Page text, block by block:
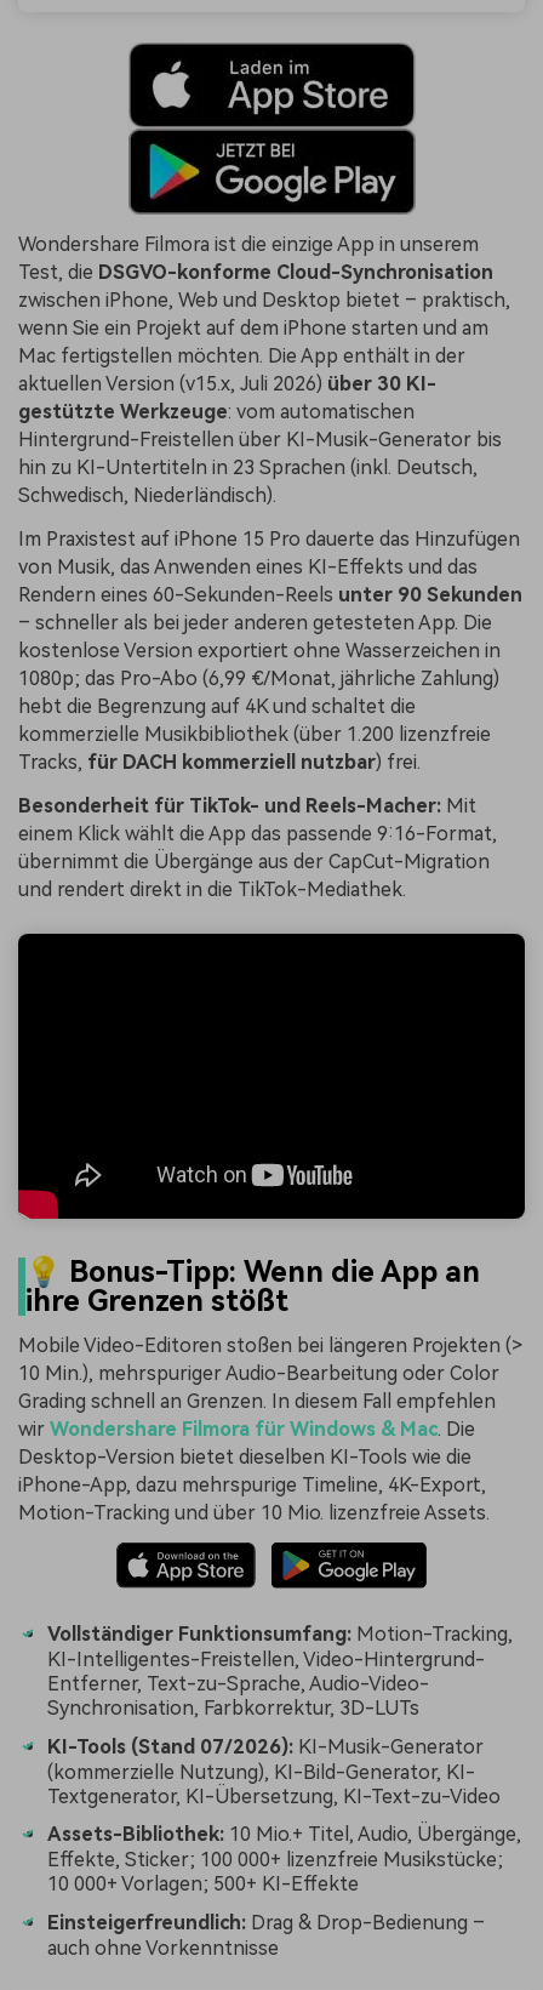
Wondershare Filmora ist die einzige App in unserem
Test, die DSGVO-konforme Cloud-Synchronisation
zwischen iPhone, Web und Desktop bietet – praktisch,
wenn Sie ein Projekt auf dem iPhone starten und am
Mac fertigstellen möchten. Die App enthält in der
aktuellen Version (v15.x, Juli 2026) über 30 KI-
gestützte Werkzeuge: vom automatischen
Hintergrund-Freistellen über KI-Musik-Generator bis
hin zu KI-Untertiteln in 23 Sprachen (inkl. Deutsch,
Schwedisch, Niederländisch).
Im Praxistest auf iPhone 15 Pro dauerte das Hinzufügen
von Musik, das Anwenden eines KI-Effekts und das
Rendern eines 60-Sekunden-Reels unter 90 Sekunden
– schneller als bei jeder anderen getesteten App. Die
kostenlose Version exportiert ohne Wasserzeichen in
1080p; das Pro-Abo (6,99 €/Monat, jährliche Zahlung)
hebt die Begrenzung auf 4K und schaltet die
kommerzielle Musikbibliothek (über 1.200 lizenzfreie
Tracks, für DACH kommerziell nutzbar) frei.
Besonderheit für TikTok- und Reels-Macher: Mit
einem Klick wählt die App das passende 9:16-Format,
übernimmt die Übergänge aus der CapCut-Migration
und rendert direkt in die TikTok-Mediathek.
💡 Bonus-Tipp: Wenn die App an
ihre Grenzen stößt
Mobile Video-Editoren stoßen bei längeren Projekten (>
10 Min.), mehrspuriger Audio-Bearbeitung oder Color
Grading schnell an Grenzen. In diesem Fall empfehlen
wir Wondershare Filmora für Windows & Mac. Die
Desktop-Version bietet dieselben KI-Tools wie die
iPhone-App, dazu mehrspurige Timeline, 4K-Export,
Motion-Tracking und über 10 Mio. lizenzfreie Assets.
Vollständiger Funktionsumfang: Motion-Tracking,
KI-Intelligentes-Freistellen, Video-Hintergrund-
Entferner, Text-zu-Sprache, Audio-Video-
Synchronisation, Farbkorrektur, 3D-LUTs
KI-Tools (Stand 07/2026): KI-Musik-Generator
(kommerzielle Nutzung), KI-Bild-Generator, KI-
Textgenerator, KI-Übersetzung, KI-Text-zu-Video
Assets-Bibliothek: 10 Mio.+ Titel, Audio, Übergänge,
Effekte, Sticker; 100 000+ lizenzfreie Musikstücke;
10 000+ Vorlagen; 500+ KI-Effekte
Einsteigerfreundlich: Drag & Drop-Bedienung –
auch ohne Vorkenntnisse